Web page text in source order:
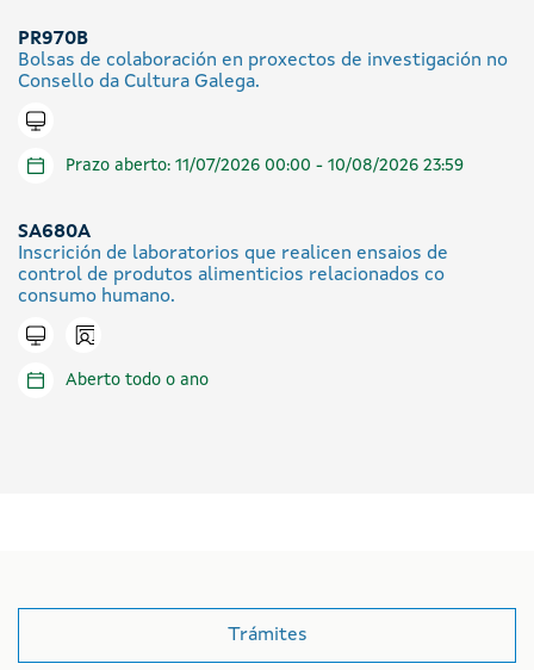
PR970B
Bolsas de colaboración en proxectos de investigación no
Consello da Cultura Galega.
Tramitar en liña
Prazo aberto: 11/07/2026 00:00 - 10/08/2026 23:59
SA680A
Inscrición de laboratorios que realicen ensaios de
control de produtos alimenticios relacionados co
consumo humano.
Tramitar en liña
Icono presencial
Aberto todo o ano
Trámites